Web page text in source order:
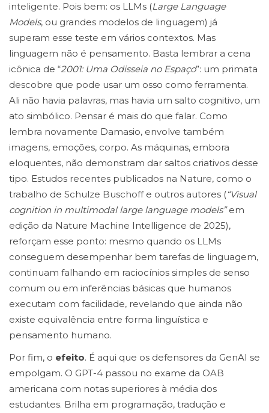
inteligente. Pois bem: os LLMs (Large Language
Models, ou grandes modelos de linguagem) já
superam esse teste em vários contextos. Mas
linguagem não é pensamento. Basta lembrar a cena
icônica de “2001: Uma Odisseia no Espaço”: um primata
descobre que pode usar um osso como ferramenta.
Ali não havia palavras, mas havia um salto cognitivo, um
ato simbólico. Pensar é mais do que falar. Como
lembra novamente Damasio, envolve também
imagens, emoções, corpo. As máquinas, embora
eloquentes, não demonstram dar saltos criativos desse
tipo. Estudos recentes publicados na Nature, como o
trabalho de Schulze Buschoff e outros autores (“Visual
cognition in multimodal large language models”em
edição da Nature Machine Intelligence de 2025),
reforçam esse ponto: mesmo quando os LLMs
conseguem desempenhar bem tarefas de linguagem,
continuam falhando em raciocínios simples de senso
comum ou em inferências básicas que humanos
executam com facilidade, revelando que ainda não
existe equivalência entre forma linguística e
pensamento humano.
Por fim, o efeito. É aqui que os defensores da GenAI se
empolgam. O GPT-4 passou no exame da OAB
americana com notas superiores à média dos
estudantes. Brilha em programação, tradução e